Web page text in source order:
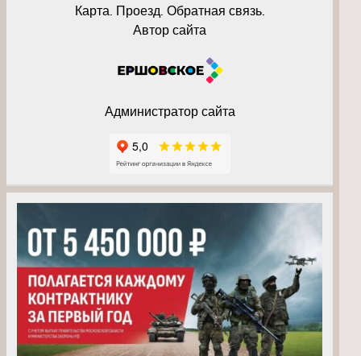
Карта. Проезд. Обратная связь.
Автор сайта
Администратор сайта